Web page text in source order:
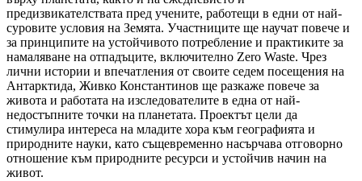
предизвикателствата пред учените, работещи в едни от най-
суровите условия на Земята. Участниците ще научат повече и
за принципите на устойчивото потребление и практиките за
намаляване на отпадъците, включително Zero Waste. Чрез
лични истории и впечатления от своите седем посещения на
Антарктида, Живко Константинов ще разкаже повече за
живота и работата на изследователите в една от най-
недостъпните точки на планетата. Проектът цели да
стимулира интереса на младите хора към географията и
природните науки, като същевременно насърчава отговорно
отношение към природните ресурси и устойчив начин на
живот.